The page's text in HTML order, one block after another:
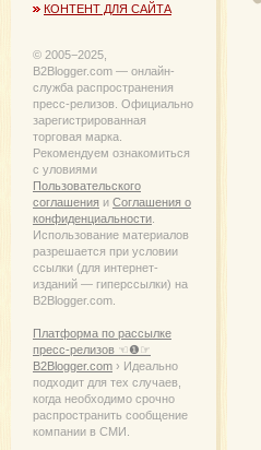
КОНТЕНТ ДЛЯ САЙТА
© 2005−2025,
B2Blogger.com — онлайн-
служба распространения
пресс-релизов. Официально
зарегистрированная
торговая марка.
Рекомендуем ознакомиться
с уловиями
Пользовательского
соглашения и Соглашения о
конфиденциальности
Использование материалов
разрешается при условии
ссылки (для интернет-
изданий — гиперссылки) на
B2Blogger.com.
Платформа по рассылке
пресс-релизов ☜❶☞
B2Blogger.com › Идеально
подходит для тех случаев,
когда необходимо срочно
распространить сообщение
компании в СМИ.